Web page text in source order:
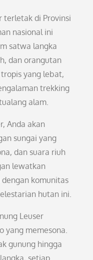
terletak di Provinsi
nasional ini
satwa langka
dan orangutan
yang lebat,
trekking
alam.
Anda akan
sungai yang
dan suara riuh
lewatkan
komunitas
hutan ini.
Leuser
yang memesona.
gunung hingga
setiap